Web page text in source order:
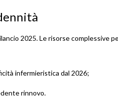
2025. Le risorse complessive
infermieristica dal 2026;
rinnovo.